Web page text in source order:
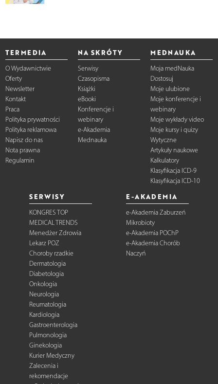
TERMEDIA
O Wydawnictwie
Oferty
Newsletter
Kontakt
Praca
Polityka prywatności
Polityka reklamowa
Napisz do nas
Nota prawna
Regulamin
NA SKRÓTY
Serwisy
Czasopisma
Książki
eBooki
Konferencje i
webinary
e-Akademia
Mednauka
MEDNAUKA
Moja medNauka
Dostosuj
Moje ulubione
Moje konferencje i
webinary
Moje wykłady video
Moje kursy i quizy
Wytyczne
Artykuły naukowe
Kalkulatory
Klasyfikacja ICD-9
Klasyfikacja ICD-10
SERWISY
KONGRES TOP
MEDICAL TRENDS
Menedżer Zdrowia
Lekarz POZ
Choroby rzadkie
Dermatologia
Diabetologia
Onkologia
Neurologia
Reumatologia
Kardiologia
Gastroenterologia
Pulmonologia
Ginekologia
Kurier Medyczny
Zalecenia i
rekomendacje
E-AKADEMIA
e-Akademia Zaburzeń
Mikrobioty
e-Akademia POChP
e-Akademia Chorób
Naczyń